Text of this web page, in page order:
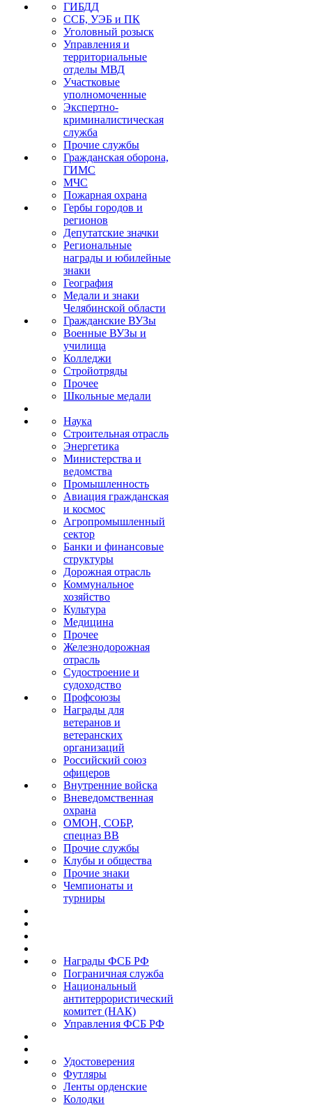
ГИБДД
ССБ, УЭБ и ПК
Уголовный розыск
Управления и
территориальные
отделы МВД
Участковые
уполномоченные
Экспертно-
криминалистическая
служба
Прочие службы
Гражданская оборона,
ГИМС
МЧС
Пожарная охрана
Гербы городов и
регионов
Депутатские значки
Региональные
награды и юбилейные
знаки
География
Медали и знаки
Челябинской области
Гражданские ВУЗы
Военные ВУЗы и
училища
Колледжи
Стройотряды
Прочее
Школьные медали
Наука
Строительная отрасль
Энергетика
Министерства и
ведомства
Промышленность
Авиация гражданская
и космос
Агропромышленный
сектор
Банки и финансовые
структуры
Дорожная отрасль
Коммунальное
хозяйство
Культура
Медицина
Прочее
Железнодорожная
отрасль
Судостроение и
судоходство
Профсоюзы
Награды для
ветеранов и
ветеранских
организаций
Российский союз
офицеров
Внутренние войска
Вневедомственная
охрана
ОМОН, СОБР,
спецназ ВВ
Прочие службы
Клубы и общества
Прочие знаки
Чемпионаты и
турниры
Награды ФСБ РФ
Пограничная служба
Национальный
антитеррористический
комитет (НАК)
Управления ФСБ РФ
Удостоверения
Футляры
Ленты орденские
Колодки